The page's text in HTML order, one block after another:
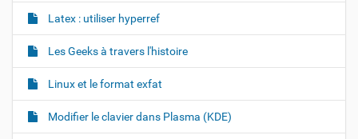
Latex : utiliser hyperref
Les Geeks à travers l'histoire
Linux et le format exfat
Modifier le clavier dans Plasma (KDE)